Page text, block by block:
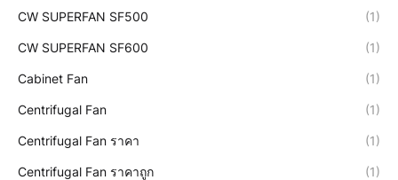
CW SUPERFAN SF500 (1)
CW SUPERFAN SF600 (1)
Cabinet Fan (1)
Centrifugal Fan (1)
Centrifugal Fan ราคา (1)
Centrifugal Fan ราคาถูก (1)